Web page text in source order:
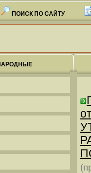
ПОИСК ПО САЙТУ